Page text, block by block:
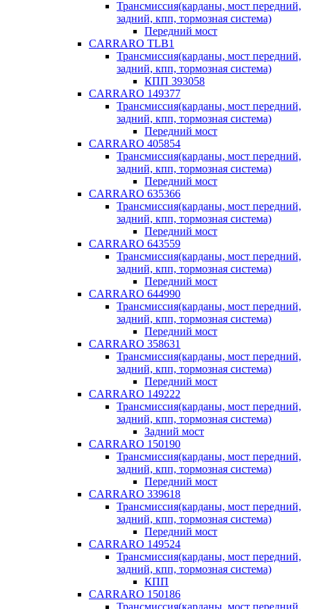
Трансмиссия(карданы, мост передний,
задний, кпп, тормозная система)
Передний мост
CARRARO TLB1
Трансмиссия(карданы, мост передний,
задний, кпп, тормозная система)
КПП 393058
CARRARO 149377
Трансмиссия(карданы, мост передний,
задний, кпп, тормозная система)
Передний мост
CARRARO 405854
Трансмиссия(карданы, мост передний,
задний, кпп, тормозная система)
Передний мост
CARRARO 635366
Трансмиссия(карданы, мост передний,
задний, кпп, тормозная система)
Передний мост
CARRARO 643559
Трансмиссия(карданы, мост передний,
задний, кпп, тормозная система)
Передний мост
CARRARO 644990
Трансмиссия(карданы, мост передний,
задний, кпп, тормозная система)
Передний мост
CARRARO 358631
Трансмиссия(карданы, мост передний,
задний, кпп, тормозная система)
Передний мост
CARRARO 149222
Трансмиссия(карданы, мост передний,
задний, кпп, тормозная система)
Задний мост
CARRARO 150190
Трансмиссия(карданы, мост передний,
задний, кпп, тормозная система)
Передний мост
CARRARO 339618
Трансмиссия(карданы, мост передний,
задний, кпп, тормозная система)
Передний мост
CARRARO 149524
Трансмиссия(карданы, мост передний,
задний, кпп, тормозная система)
КПП
CARRARO 150186
Трансмиссия(карданы, мост передний,